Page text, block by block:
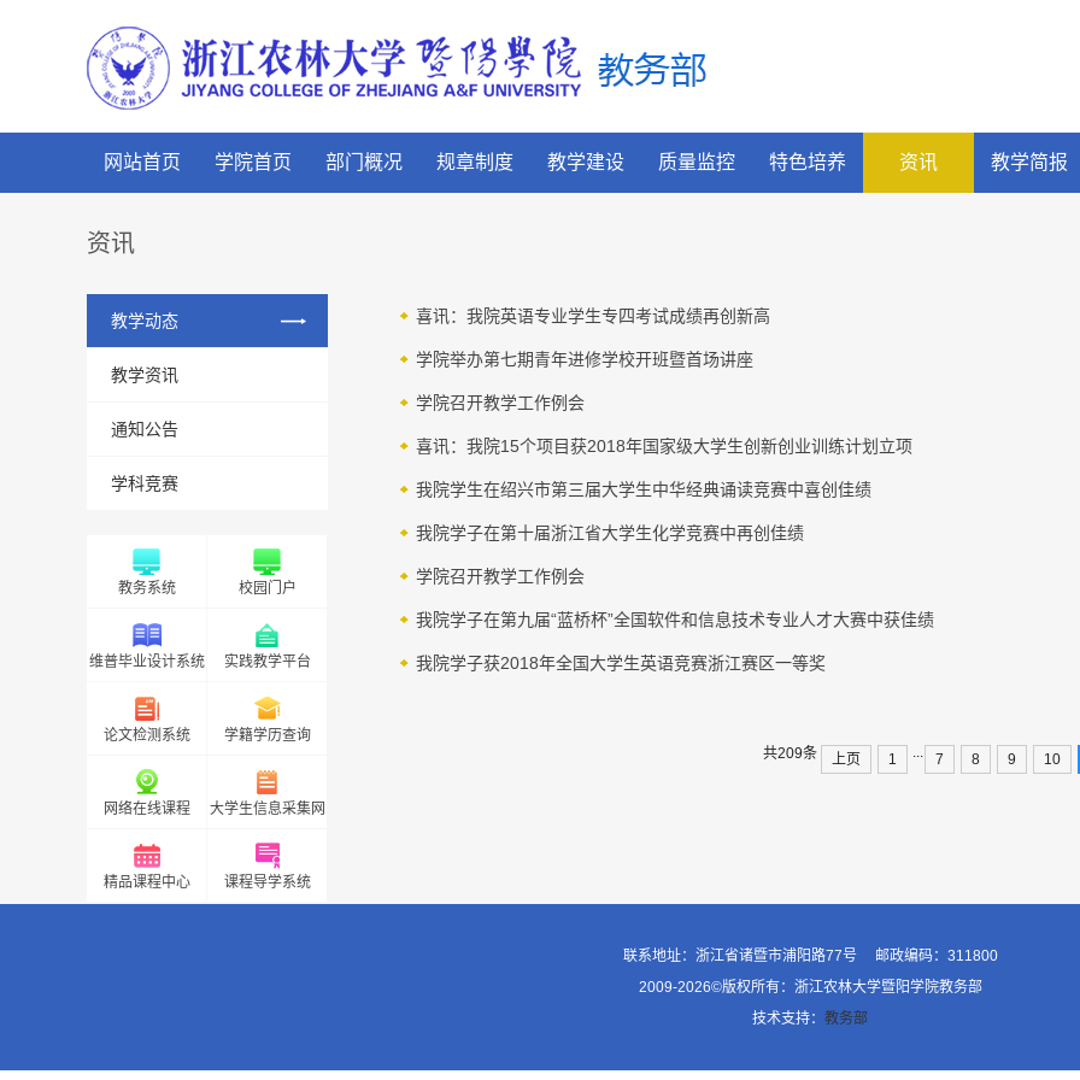
网站首页 学院首页 部门概况 规章制度 教学建设 质量监控 特色培养 资讯 教学简报
资讯
教学动态
教学资讯
通知公告
学科竞赛
教务系统 校园门户
维普毕业设计系统 实践教学平台
论文检测系统 学籍学历查询
网络在线课程 大学生信息采集网
精品课程中心 课程导学系统
喜讯：我院英语专业学生专四考试成绩再创新高
学院举办第七期青年进修学校开班暨首场讲座
学院召开教学工作例会
喜讯：我院15个项目获2018年国家级大学生创新创业训练计划立项
我院学生在绍兴市第三届大学生中华经典诵读竞赛中喜创佳绩
我院学子在第十届浙江省大学生化学竞赛中再创佳绩
学院召开教学工作例会
我院学子在第九届“蓝桥杯”全国软件和信息技术专业人才大赛中获佳绩
我院学子获2018年全国大学生英语竞赛浙江赛区一等奖
共209条 上页 1 ... 7 8 9 10
联系地址：浙江省诸暨市浦阳路77号 邮政编码：311800
2009-2026©版权所有：浙江农林大学暨阳学院教务部
技术支持： 教务部